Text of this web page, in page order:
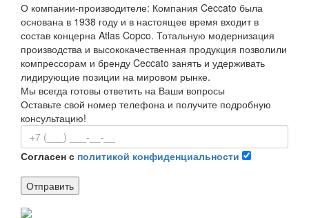
О компании-производителе: Компания Ceccato была
основана в 1938 году и в настоящее время входит в
состав концерна Atlas Copco. Тотальную модернизация
производства и высококачественная продукция позволили
компрессорам и бренду Ceccato занять и удерживать
лидирующие позиции на мировом рынке.
Мы всегда готовы ответить на Ваши вопросы
Оставьте свой номер телефона и получите подробную
консультацию!
Согласен с политикой конфиденциальности
Отправить